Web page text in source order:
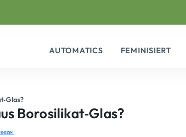
AUTOMATICS FEMINISIERT
Borosilikat‑Glas?